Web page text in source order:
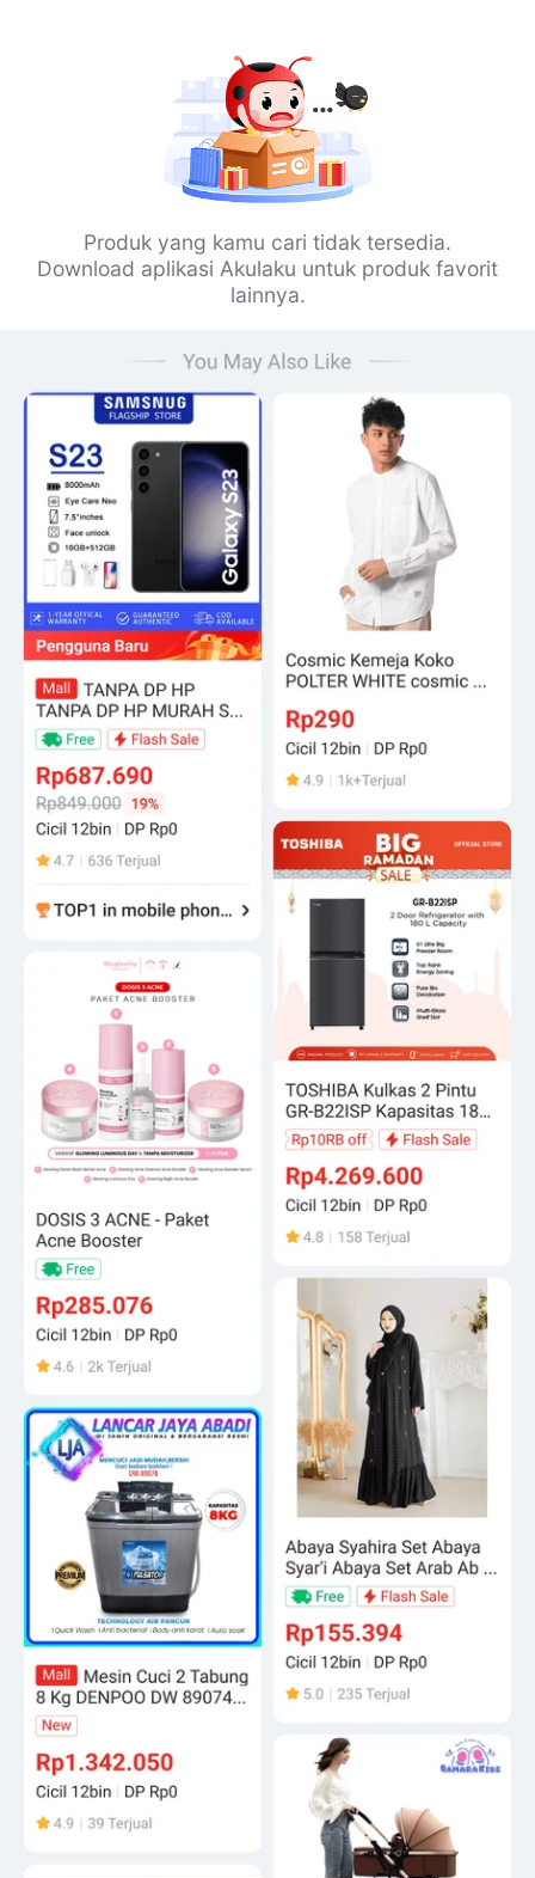
Produk yang kamu cari tidak tersedia.
Download aplikasi Akulaku untuk produk favorit
lainnya.